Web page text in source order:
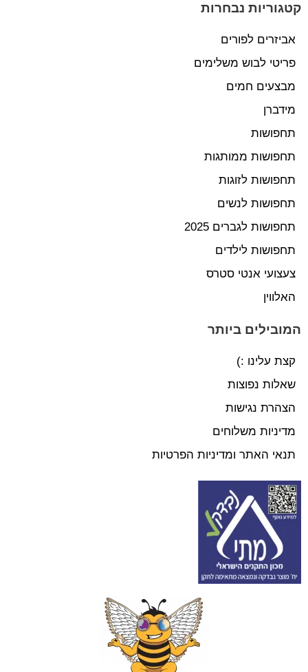
קטגוריות נבחרות
אביזרים לפורים
פריטי לבוש משלימים
מבצעים חמים
מידברן
תחפושות
תחפושות ממותגות
תחפושות לזוגות
תחפושות לנשים
תחפושות לגברים 2025
תחפושות לילדים
צעצועי אנטי סטרס
האלווין
המובילים ביותר
קצת עלינו :)
שאלות נפוצות
הצהרת נגישות
מדיניות משלוחים
תנאי האתר ומדיניות הפרטיות